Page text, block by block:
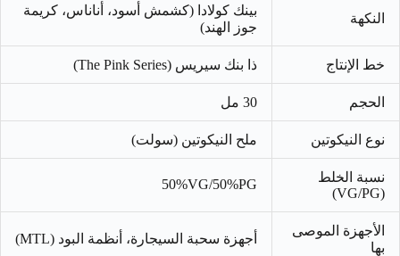
النكهة
بينك كولادا (كشمش أسود، أناناس، كريمة
جوز الهند)
خط الإنتاج ذا بنك سيريس (The Pink Series)
الحجم 30 مل
نوع النيكوتين ملح النيكوتين (سولت)
نسبة الخلط
(VG/PG)
50%VG/50%PG
الأجهزة الموصى
بها
أجهزة سحبة السيجارة، أنظمة البود (MTL)